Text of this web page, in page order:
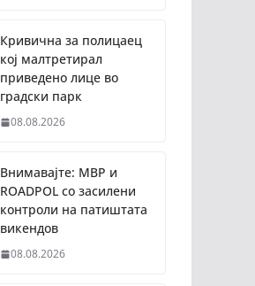
Кривична за полицаец
кој малтретирал
приведено лице во
градски парк
08.08.2026
Внимавајте: МВР и
ROADPOL со засилени
контроли на патиштата
викендов
08.08.2026